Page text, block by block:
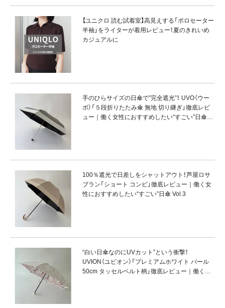
【ユニクロ 読む試着室】高見えする「ポロセーター
半袖」をライターが着用レビュー！夏のきれいめ
カジュアルに
手のひらサイズの日傘で”完全遮光”！ UVO（ウー
ボ）「５段折りたたみ傘 無地 切り継ぎ」徹底レビ
ュー｜働く女性におすすめしたい“すごい”日傘
100％遮光で日差しをシャットアウト！芦屋ロサ
ブラン「ショート コンビ」徹底レビュー｜働く女
性におすすめしたい“すごい”日傘 Vol.3
“白い日傘なのにUVカット”という衝撃！
UVION（ユビオン）「プレミアムホワイト パール
50cm タッセルベルト柄」徹底レビュー｜働く女